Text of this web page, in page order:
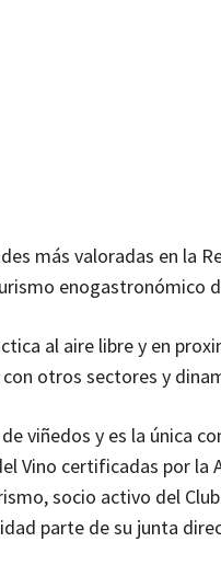
más valoradas en la
enogastronómico
al aire libre y en
otros sectores y
viñedos y es la única
Vino certificadas por la
socio activo del
parte de su junta